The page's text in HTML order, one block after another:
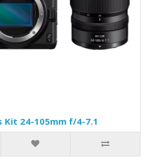
Kit 24-105mm f/4-7.1